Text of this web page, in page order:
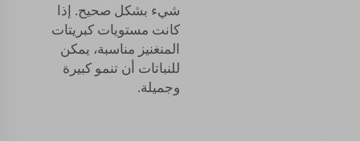
شيء بشكل صحيح. إذا
كانت مستويات كبريتات
المنغنيز مناسبة، يمكن
للنباتات أن تنمو كبيرة
وجميلة.